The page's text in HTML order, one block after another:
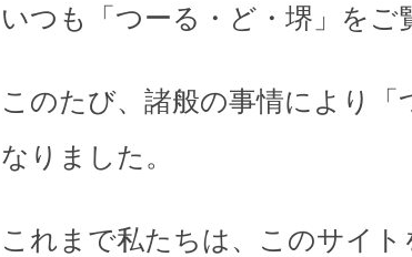
いつも「つーる・ど・堺」をご
このたび、諸般の事情により
なりました。
これまで私たちは、このサイ